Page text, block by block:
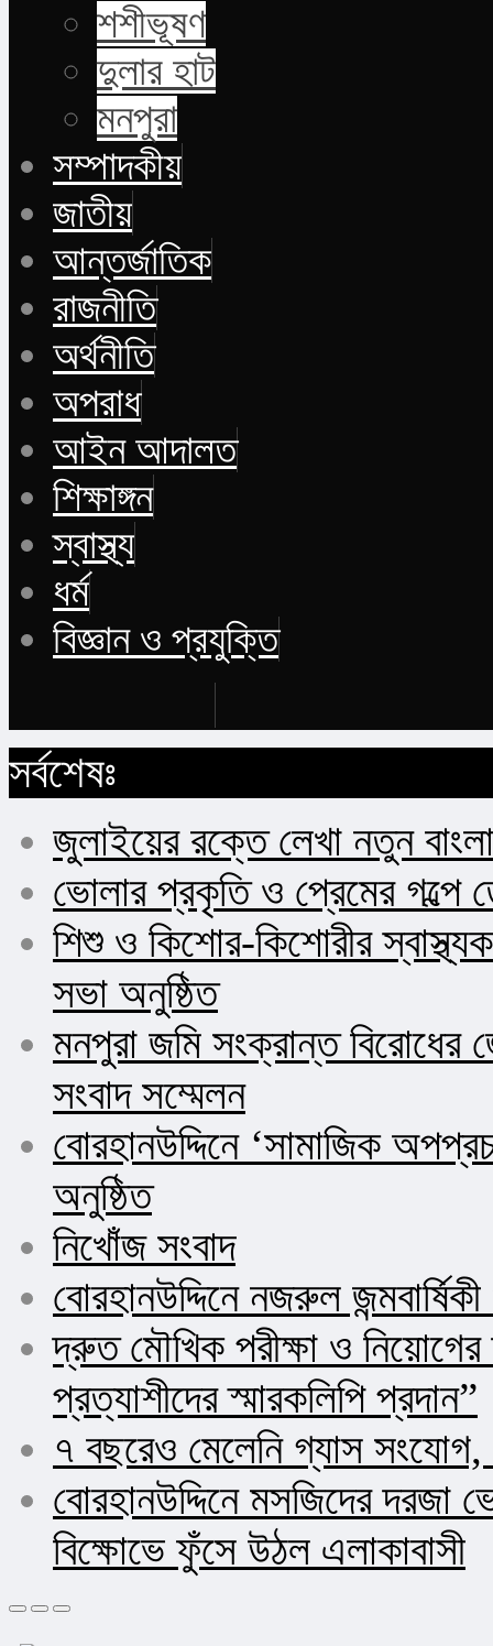
শশীভূষণ
দুলার হাট
মনপুরা
সম্পাদকীয়
জাতীয়
আন্তর্জাতিক
রাজনীতি
অর্থনীতি
অপরাধ
আইন আদালত
শিক্ষাঙ্গন
স্বাস্থ্য
ধর্ম
বিজ্ঞান ও প্রযুক্তি
সর্বশেষঃ
জুলাইয়ের রক্তে লেখা নতুন
ভোলার প্রকৃতি ও প্রেমের গল্পে
শিশু ও কিশোর-কিশোরীর
সভা অনুষ্ঠিত
মনপুরা জমি সংক্রান্ত বিরোধের
সংবাদ সম্মেলন
বোরহানউদ্দিনে ‘সামাজিক
অনুষ্ঠিত
নিখোঁজ সংবাদ
বোরহানউদ্দিনে নজরুল
দ্রুত মৌখিক পরীক্ষা ও
প্রত্যাশীদের স্মারকলিপি প্রদান”
৭ বছরেও মেলেনি গ্যাস
বোরহানউদ্দিনে মসজিদের দরজা
বিক্ষোভে ফুঁসে উঠল এলাকাবাসী